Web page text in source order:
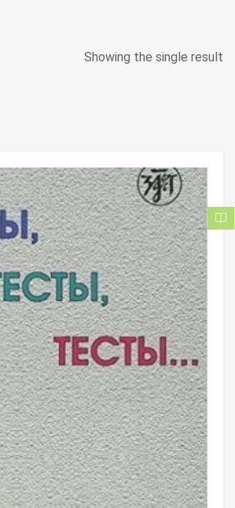
Showing the single result